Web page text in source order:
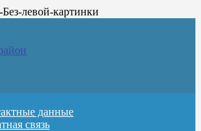
данные
связь